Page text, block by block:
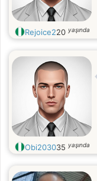
Rejoice220 yaşında
Obi203035 yaşında